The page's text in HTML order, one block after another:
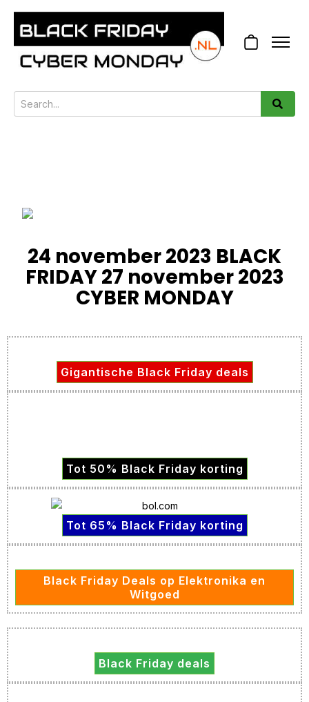
24 november 2023 BLACK
FRIDAY 27 november 2023
CYBER MONDAY
Gigantische Black Friday deals
Tot 50% Black Friday korting
Tot 65% Black Friday korting
Black Friday Deals op Elektronika en
Witgoed
Black Friday deals